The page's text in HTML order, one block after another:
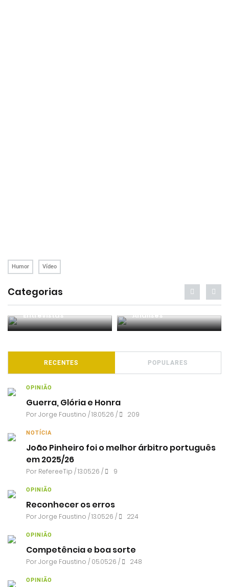
Humor Vídeo
Categorias
Entrevistas Análises
RECENTES POPULARES
OPINIÃO
Guerra, Glória e Honra
PorJorge Faustino / 18.05.26 / 209
NOTÍCIA
João Pinheiro foi o melhor árbitro português
em 2025/26
Por RefereeTip / 13.05.26 / 9
OPINIÃO
Reconhecer os erros
PorJorge Faustino / 13.05.26 / 224
OPINIÃO
Competência e boa sorte
PorJorge Faustino / 05.05.26 / 248
OPINIÃO